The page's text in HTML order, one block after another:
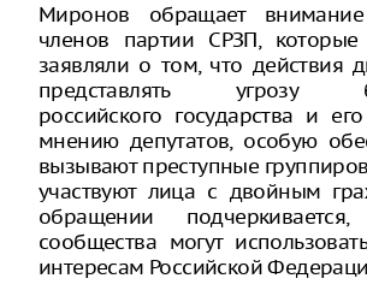
Миронов обращает
членов партии СРЗП, которые
заявляли о том, что действия
представлять угрозу
российского государства и
мнению депутатов, особую
вызывают преступные
участвуют лица с двойным
обращении
сообщества могут
интересам Российской